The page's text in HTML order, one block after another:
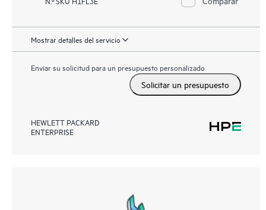
Mostrar detalles del servicio
Enviar su solicitud para un presupuesto personalizado
Solicitar un presupuesto
HEWLETT PACKARD
ENTERPRISE